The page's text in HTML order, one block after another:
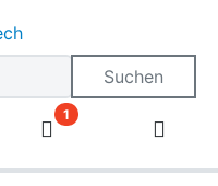
zur Navigation
Suchen
1